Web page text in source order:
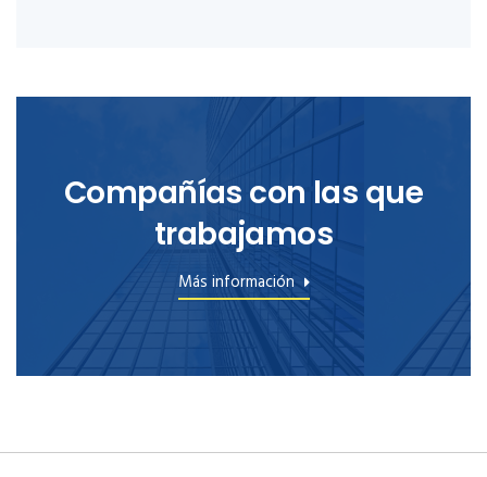
Compañías con las que
trabajamos
Más información